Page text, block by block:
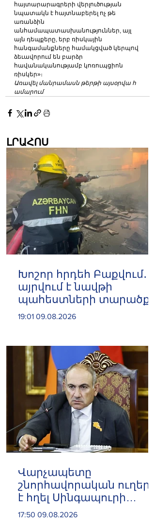
հայտարարագրերի վերլուծության
նպատակն է հայտնաբերել ոչ թե
առանձին
անհամապատասխանություններ, այլ
այն դեպքերը, երբ ռիսկային
հանգամանքները համակցված կերպով
ձեւավորում են բարձր
հավանականությամբ կոռուպցիոն
ռիսկեր»։
Առավել մանրամասն թերթի այսօրվա հ
ամարում
ԼՐԱՀՈՍ
Խոշոր հրդեհ Բաքվում․
այրվում է նավթի
պահեստների տարածքը
19:01 09.08.2026
Վարչապետը
շնորհավորական ուղերձ
է հղել Սինգապուրի
վարչապետին Ազգային
17:50 09.08.2026